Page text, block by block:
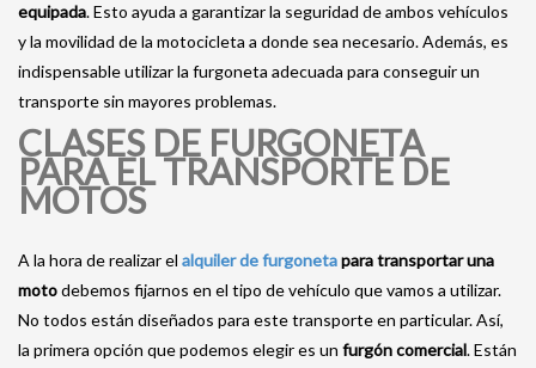
equipada. Esto ayuda a garantizar la seguridad de ambos vehículos
y la movilidad de la motocicleta a donde sea necesario. Además, es
indispensable utilizar la furgoneta adecuada para conseguir un
transporte sin mayores problemas.
CLASES DE FURGONETA
PARA EL TRANSPORTE DE
MOTOS
A la hora de realizar el alquiler de furgonetapara transportar una
motodebemos fijarnos en el tipo de vehículo que vamos a utilizar.
No todos están diseñados para este transporte en particular. Así,
la primera opción que podemos elegir es un furgón comercial. Están